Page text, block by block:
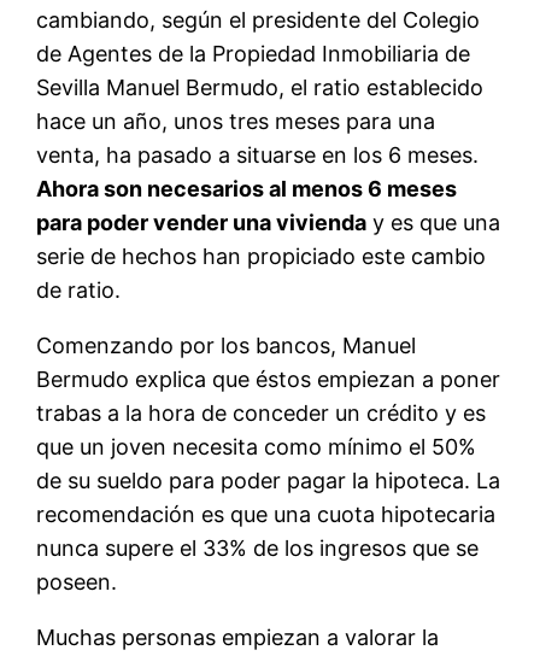
cambiando, según el presidente del Colegio
de Agentes de la Propiedad Inmobiliaria de
Sevilla Manuel Bermudo, el ratio establecido
hace un año, unos tres meses para una
venta, ha pasado a situarse en los 6 meses.
Ahora son necesarios al menos 6 meses
para poder vender una vivienda y es que una
serie de hechos han propiciado este cambio
de ratio.
Comenzando por los bancos, Manuel
Bermudo explica que éstos empiezan a poner
trabas a la hora de conceder un crédito y es
que un joven necesita como mínimo el 50%
de su sueldo para poder pagar la hipoteca. La
recomendación es que una cuota hipotecaria
nunca supere el 33% de los ingresos que se
poseen.
Muchas personas empiezan a valorar la